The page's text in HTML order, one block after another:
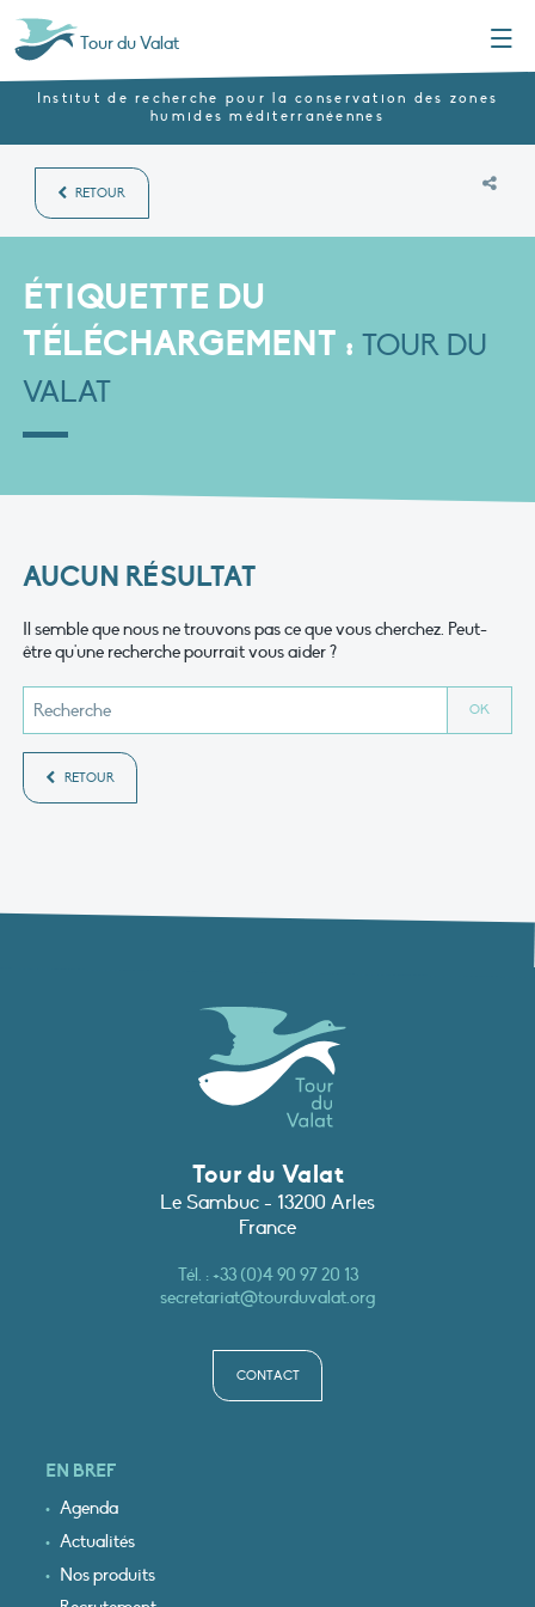
Tour du Valat
Institut de recherche pour la conservation des zones
humides méditerranéennes
RETOUR
ÉTIQUETTE DU
TÉLÉCHARGEMENT : TOUR DU
VALAT
AUCUN RÉSULTAT
Il semble que nous ne trouvons pas ce que vous cherchez. Peut-
être qu'une recherche pourrait vous aider ?
RETOUR
Tour du Valat
Le Sambuc - 13200 Arles
France
Tél. :+33 (0)4 90 97 20 13
secretariat@tourduvalat.org
CONTACT
EN BREF
Agenda
Actualités
Nos produits